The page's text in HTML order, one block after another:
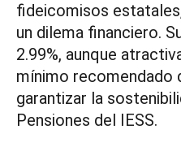
fideicomisos
un dilema financiero.
2.99%, aunque
mínimo recomendado
garantizar la
Pensiones del IESS.